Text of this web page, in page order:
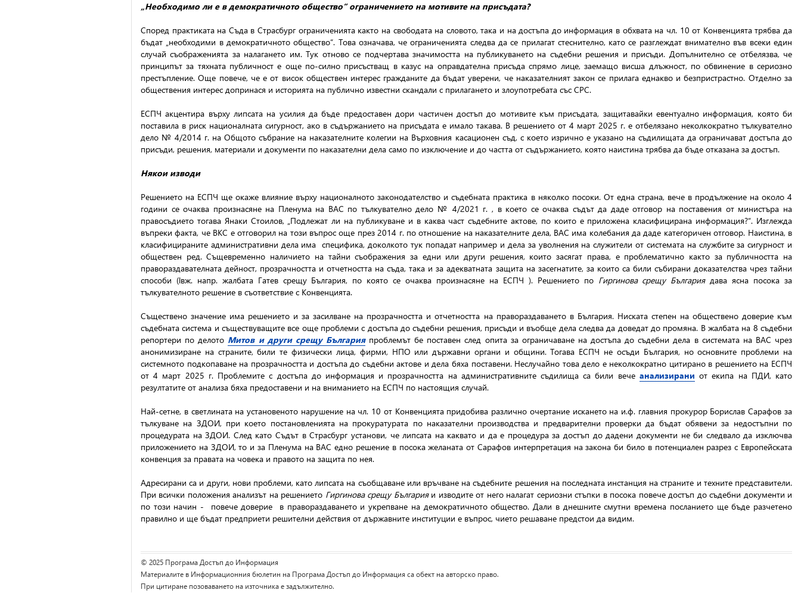
„Необходимо ли е в демократичното общество“ ограничението на мотивите на присъдата?
Според практиката на Съда в Страсбург ограниченията както на свободата на словото, така и на достъпа до информация в обхвата на чл. 10 от Конвенцията трябва да
бъдат „необходими в демократичното общество“. Това означава, че ограниченията следва да се прилагат стеснително, като се разглеждат внимателно във всеки един
случай съображенията за налагането им. Тук отново се подчертава значимостта на публикуването на съдебни решения и присъди. Допълнително се отбелязва, че
принципът за тяхната публичност е още по-силно присъстващ в казус на оправдателна присъда спрямо лице, заемащо висша длъжност, по обвинение в сериозно
престъпление. Още повече, че е от висок обществен интерес гражданите да бъдат уверени, че наказателният закон се прилага еднакво и безпристрастно. Отделно за
обществения интерес допринася и историята на публично известни скандали с прилагането и злоупотребата със СРС.
ЕСПЧ акцентира върху липсата на усилия да бъде предоставен дори частичен достъп до мотивите към присъдата, защитавайки евентуално информация, която би
поставила в риск националната сигурност, ако в съдържанието на присъдата е имало такава. В решението от 4 март 2025 г. е отбелязано неколкократно тълкувателно
дело № 4/2014 г. на Общото събрание на наказателните колегии на Върховния касационен съд, с което изрично е указано на съдилищата да ограничават достъпа до
присъди, решения, материали и документи по наказателни дела само по изключение и до частта от съдържанието, която наистина трябва да бъде отказана за достъп.
Някои изводи
Решението на ЕСПЧ ще окаже влияние върху националното законодателство и съдебната практика в няколко посоки. От една страна, вече в продължение на около 4
години се очаква произнасяне на Пленума на ВАС по тълкувателно дело № 4/2021 г. , в което се очаква съдът да даде отговор на поставения от министъра на
правосъдието тогава Янаки Стоилов, „Подлежат ли на публикуване и в каква част съдебните актове, по които е приложена класифицирана информация?“. Изглежда
въпреки факта, че ВКС е отговорил на този въпрос още през 2014 г. по отношение на наказателните дела, ВАС има колебания да даде категоричен отговор. Наистина, в
класифицираните административни дела има специфика, доколкото тук попадат например и дела за уволнения на служители от системата на службите за сигурност и
обществен ред. Същевременно наличието на тайни съображения за едни или други решения, които засягат права, е проблематично както за публичността на
правораздавателната дейност, прозрачността и отчетността на съда, така и за адекватната защита на засегнатите, за които са били събирани доказателства чрез тайни
способи (lвж. напр. жалбата Гатев срещу България, по която се очаква произнасяне на ЕСПЧ ). Решението по Гиргинова срещу Българиядава ясна посока за
тълкувателното решение в съответствие с Конвенцията.
Съществено значение има решението и за засилване на прозрачността и отчетността на правораздаването в България. Ниската степен на обществено доверие към
съдебната система и съществуващите все още проблеми с достъпа до съдебни решения, присъди и въобще дела следва да доведат до промяна. В жалбата на 8 съдебни
репортери по делото Митов и други срещу Българияпроблемът бе поставен след опита за ограничаване на достъпа до съдебни дела в системата на ВАС чрез
анонимизиране на страните, били те физически лица, фирми, НПО или държавни органи и общини. Тогава ЕСПЧ не осъди България, но основните проблеми на
системното подкопаване на прозрачността и достъпа до съдебни актове и дела бяха поставени. Неслучайно това дело е неколкократно цитирано в решението на ЕСПЧ
от 4 март 2025 г. Проблемите с достъпа до информация и прозрачността на административните съдилища са били вече анализирани от екипа на ПДИ, като
резултатите от анализа бяха предоставени и на вниманието на ЕСПЧ по настоящия случай.
Най-сетне, в светлината на установеното нарушение на чл. 10 от Конвенцията придобива различно очертание искането на и.ф. главния прокурор Борислав Сарафов за
тълкуване на ЗДОИ, при което постановленията на прокуратурата по наказателни производства и предварителни проверки да бъдат обявени за недостъпни по
процедурата на ЗДОИ. След като Съдът в Страсбург установи, че липсата на каквато и да е процедура за достъп до дадени документи не би следвало да изключва
приложението на ЗДОИ, то и за Пленума на ВАС едно решение в посока желаната от Сарафов интерпретация на закона би било в потенциален разрез с Европейската
конвенция за правата на човека и правото на защита по нея.
Адресирани са и други, нови проблеми, като липсата на съобщаване или връчване на съдебните решения на последната инстанция на страните и техните представители.
При всички положения анализът на решението Гиргинова срещу Българияи изводите от него налагат сериозни стъпки в посока повече достъп до съдебни документи и
по този начин -
повече доверие
в правораздаването и укрепване на демократичното общество. Дали в днешните смутни времена посланието ще бъде разчетено
правилно и ще бъдат предприети решителни действия от държавните институции е въпрос, чието решаване предстои да видим.
© 2025 Програма Достъп до Информация
Материалите в Информационния бюлетин на Програма Достъп до Информация са обект на авторско право.
При цитиране позоваването на източника е задължително.